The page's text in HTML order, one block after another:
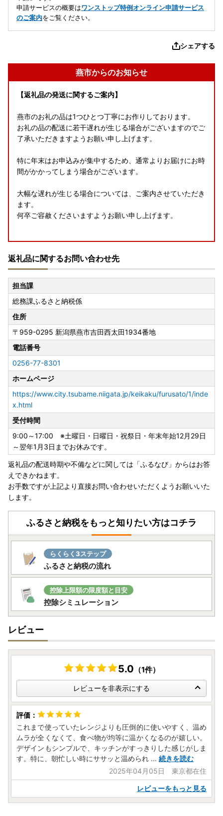
申請サービスの概要はワンストップ特例オンライン申請サービス
のご案内をご覧ください。
シェアする
燕市からのお知らせ
【返礼品の発送に関するご案内】
燕市のお礼の品は1つひとつ丁寧にお作りしております。
お礼の品の配送に若干遅れが生じる場合がございますのでご
了承いただきますようお願い申し上げます。
特に年末はお申込みが集中するため、通常よりお届けにお時
間がかかってしまう場合がございます。
大幅な遅れが生じる場合については、ご案内させていただき
ます。
何卒ご容赦くださいますようお願い申し上げます。
燕市へ応援いただき誠にありがとうございます✨✨😆✨✨
皆さまからのお声をいただき、燕市ではふるなびに掲載して
おります返礼品を随時追加しております✨✨✨
キッチン用品やテーブルウェア等、燕市の技術を用いた返礼
品をご用意しております。
皆さまの生活を豊かにする魅力的なラインナップとなってお
りますので、ぜひご覧ください！😄✨
【2023年9月16日放送の情報番組「サタデープラス」の人
気コーナー『ひたすら試してランキング』で「全自動コーヒ
ーメーカー（3杯用）」が総合第1位に選ばれました！】
全自動コーヒーメーカー 3カップ
【TBS系日曜劇場「グランメゾン東京」で燕市のカトラリー
が使用されました‼】
2019年に放送されたTBS系日曜劇場「グランメゾン東
京」にて、燕市産のカトラリーが評価され、第4話（2019年
11月10日放送）から、こだわりの主人公のレストランの小道
具として使用されました。
優れたデザイン・品質を有するカトラリーを揃えていますの
で、ぜひご覧ください。
燕市を応援いただいた方に「職人の技」でお返しします。
※「グランメゾン東京」・・・ 主人公のシェフが三ツ星レ
ストランを目指す物語
【お問い合わせ】
燕市役所総務課 ふるさと納税係
電話番号 0256-77-8301 または 0256-94-7120
受付時間 9時00分～17時00分(土曜・日曜・祝日・年末年
始を除く)
住所 〒959-0295 新潟県燕市吉田西太田1934番地
返礼品に関するお問い合わせ先
担当課
総務課ふるさと納税係
住所
〒959-0295 新潟県燕市吉田西太田1934番地
電話番号
0256-77-8301
ホームページ
https://www.city.tsubame.niigata.jp/keikaku/furusato/1/inde
x.html
受付時間
9:00～17:00 ※土曜日・日曜日・祝祭日・年末年始12月29日
～翌年1月3日までお休みです。
返礼品の配送時期や不備などに関しては「ふるなび」からはお答
えできかねます。
お手数ですが上記より直接お問い合わせいただくようお願いいた
します。
ふるさと納税をもっと知りたい方はコチラ
らくらく3ステップ
ふるさと納税の流れ
控除上限額の限度額と目安
控除シミュレーション
レビュー
5.0 （1件）
レビューを非表示にする
これまで使っていたレンジよりも圧倒的に使いやすく、温め
ムラが全くなくて、食べ物が均等に温かくなるのが嬉しい。
デザインもシンプルで、キッチンがすっきりした感じがしま
す。特に、朝忙しい時にササッと温められ ... 続きを読む
2025年04月05日 東京都在住
レビューをもっと見る